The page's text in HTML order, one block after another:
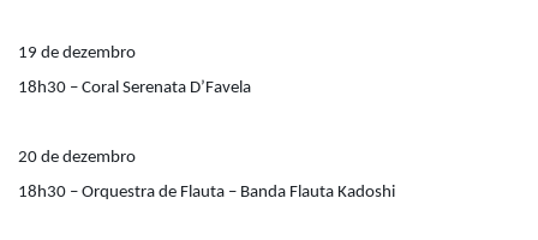
19 de dezembro
18h30 – Coral Serenata D’Favela
20 de dezembro
18h30 – Orquestra de Flauta – Banda Flauta Kadoshi